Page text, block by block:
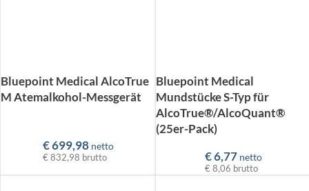
Bluepoint Medical AlcoTrue
M Atemalkohol-Messgerät
€699,98 netto
€ 832,98 brutto
Bluepoint Medical
Mundstücke S-Typ für
AlcoTrue®/AlcoQuant®
(25er-Pack)
€6,77 netto
€ 8,06 brutto